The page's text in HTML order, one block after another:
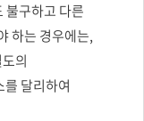
불구하고 다른
하는 경우에는,
의
달리하여